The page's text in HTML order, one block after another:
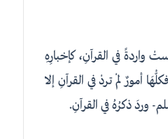
في القرآنِ، كإخبارِهِ
أمورٌ لمْ تردْ في القرآنِ إلا
وردَ ذكرُهُ في القرآنِ.